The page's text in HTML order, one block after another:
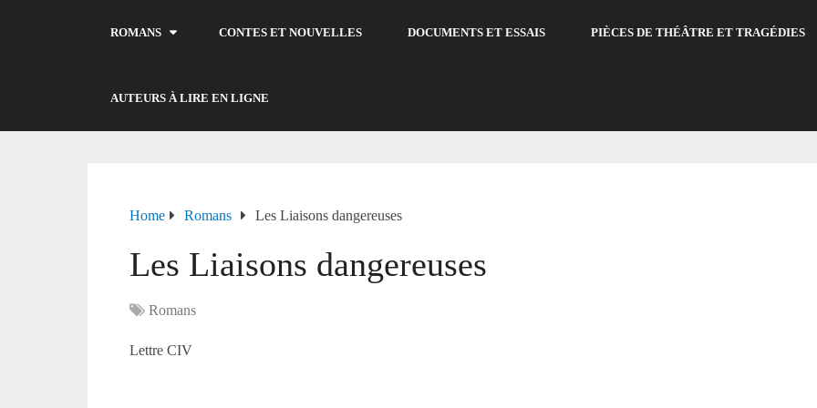
ROMANS CONTES ET NOUVELLES DOCUMENTS ET ESSAIS PIÈCES DE THÉÂTRE ET TRAGÉDIES
AUTEURS À LIRE EN LIGNE
Home Romans Les Liaisons dangereuses
Les Liaisons dangereuses
Romans
Lettre CIV